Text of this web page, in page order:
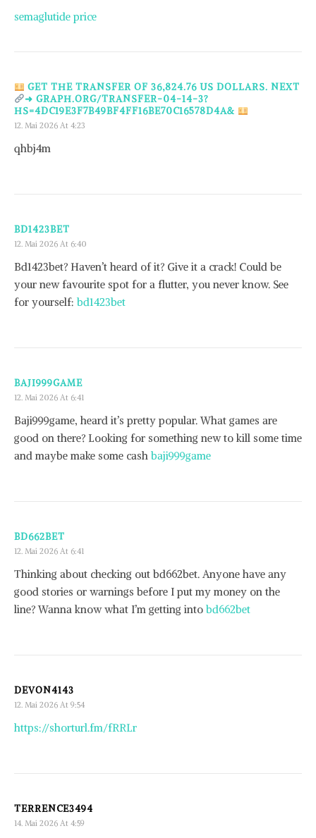
semaglutide price
GET THE TRANSFER OF 36,824.76 US DOLLARS. NEXT
➜ GRAPH.ORG/TRANSFER-04-14-3?
HS=4DC19E3F7B49BF4FF16BE70C16578D4A&
12. Mai 2026 At 4:23
qhbj4m
BD1423BET
12. Mai 2026 At 6:40
Bd1423bet? Haven’t heard of it? Give it a crack! Could be
your new favourite spot for a flutter, you never know. See
for yourself: bd1423bet
BAJI999GAME
12. Mai 2026 At 6:41
Baji999game, heard it’s pretty popular. What games are
good on there? Looking for something new to kill some time
and maybe make some cash baji999game
BD662BET
12. Mai 2026 At 6:41
Thinking about checking out bd662bet. Anyone have any
good stories or warnings before I put my money on the
line? Wanna know what I’m getting into bd662bet
DEVON4143
12. Mai 2026 At 9:54
https://shorturl.fm/fRRLr
TERRENCE3494
14. Mai 2026 At 4:59